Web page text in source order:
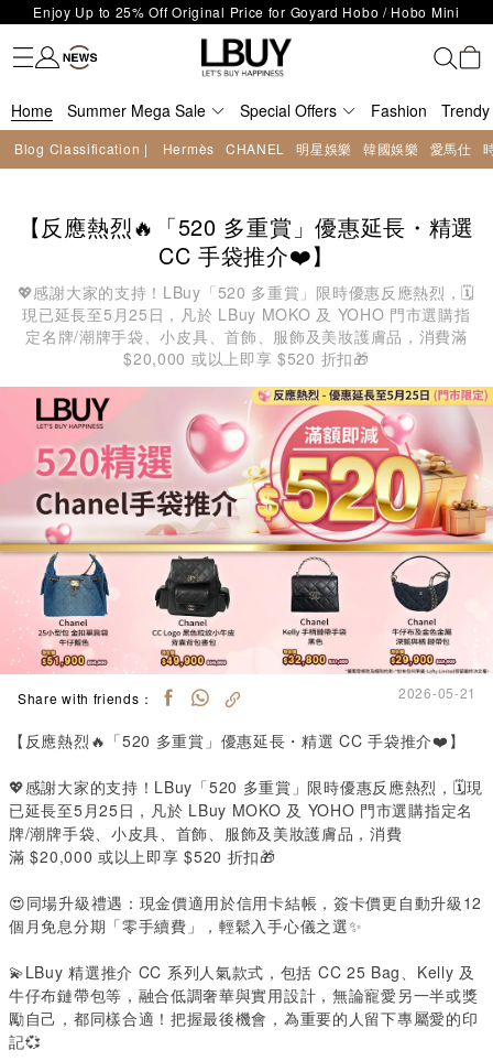
Enjoy Up to 25% Off Original Price for Goyard Hobo / Hobo Mini
Limited Edition!
LBuy Exclusive : Hermès / Chanel handbags and jewellery up to 40%
off—shop now!
LBuy Nintendo Switch / Nintendo Switch 2 Official Product Retail Store
MOKO shop 175, 1/F!
Important Notice: Prevent Fraud for Bank Transfer & FPS
Free Delivery over HKD500!
LBuy receives Hong Kong IPD's 2026 'No Fakes Pledge' mark.
Fashion
Trendy brand
Kidswear
Beauty
Fragrance
Personal Care
Mother Care & Baby
Games and fine toys
Stationery
Home Living
Electronics
Food
Health Care
Outdoor
Home Summer Mega Sale Special Offers Fashion
Blog Classification | Hermès CHANEL 明星娛樂 韓國娛樂 愛馬仕
【反應熱烈🔥「520 多重賞」優惠延長・精選
CC 手袋推介❤️】
💖感謝大家的支持！LBuy「520 多重賞」限時優惠反應熱烈，🗓️
現已延長至5月25日，凡於 LBuy MOKO 及 YOHO 門市選購指
定名牌/潮牌手袋、小皮具、首飾、服飾及美妝護膚品，消費滿
$20,000 或以上即享 $520 折扣🎁
Share with friends： 2026-05-21
【反應熱烈🔥「520 多重賞」優惠延長・精選CC手袋推介❤️】
💖感謝大家的支持！ LBuy 「520 多重賞」限時優惠反應熱烈，🗓️現
已延長至5月25日，凡於 LBuy MOKO 及 YOHO 門市選購指定名
牌/潮牌手袋、小皮具、首飾、服飾及美妝護膚品，消費
滿 $20,000或以上即享 $520 折扣🎁
😍同場升級禮遇：現金價適用於信用卡結帳，簽卡價更自動升級 12
個月免息分期「零手續費」，輕鬆入手心儀之選✨
💫LBuy 精選推介 CC 系列人氣款式，包括 CC 25 Bag、Kelly 及
牛仔布鏈帶包等，融合低調奢華與實用設計，無論寵愛另一半或獎
勵自己，都同樣合適！把握最後機會，為重要的人留下專屬愛的印
記💞